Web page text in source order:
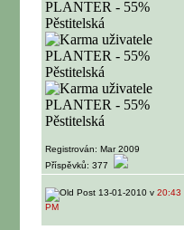
Registrován: Mar 2009
Příspěvků: 377
13-01-2010 v 20:43
PM